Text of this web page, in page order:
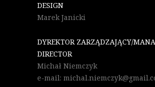
DESIGN
Marek Janicki
DYREKTOR ZARZĄDZAJĄCY/
DIRECTOR
Michał Niemczyk
e-mail: